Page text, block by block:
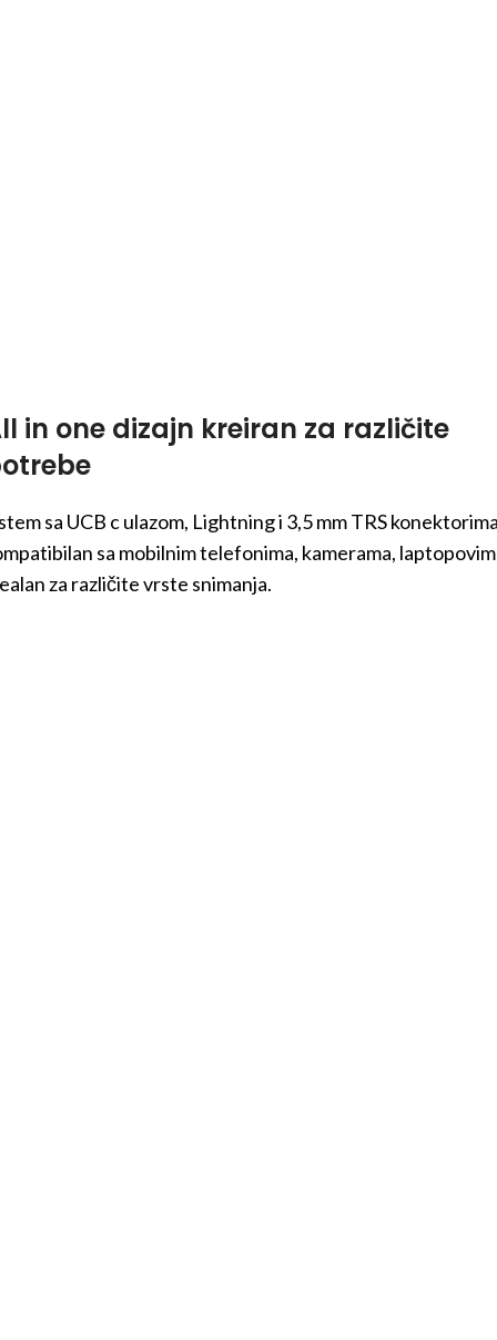
in one dizajn kreiran za različite
sa UCB c ulazom, Lightning i 3,5 mm TRS
sa mobilnim telefonima, kamerama,
za različite vrste snimanja.